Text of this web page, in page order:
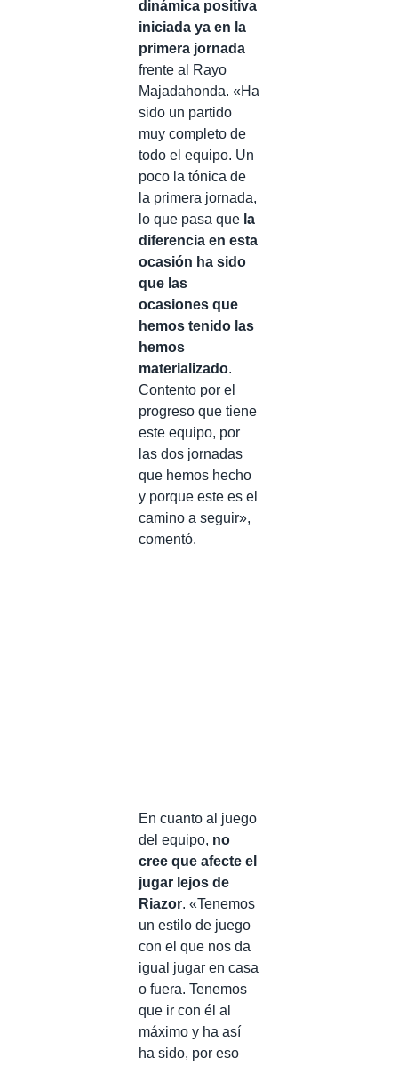
dinámica positiva
iniciada ya en la
primera jornada
frente al Rayo
Majadahonda. «Ha
sido un partido
muy completo de
todo el equipo. Un
poco la tónica de
la primera jornada,
lo que pasa que la
diferencia en esta
ocasión ha sido
que las
ocasiones que
hemos tenido las
hemos
materializado.
Contento por el
progreso que tiene
este equipo, por
las dos jornadas
que hemos hecho
y porque este es el
camino a seguir»,
comentó.
En cuanto al juego
del equipo, no
cree que afecte el
jugar lejos de
Riazor. «Tenemos
un estilo de juego
con el que nos da
igual jugar en casa
o fuera. Tenemos
que ir con él al
máximo y ha así
ha sido, por eso